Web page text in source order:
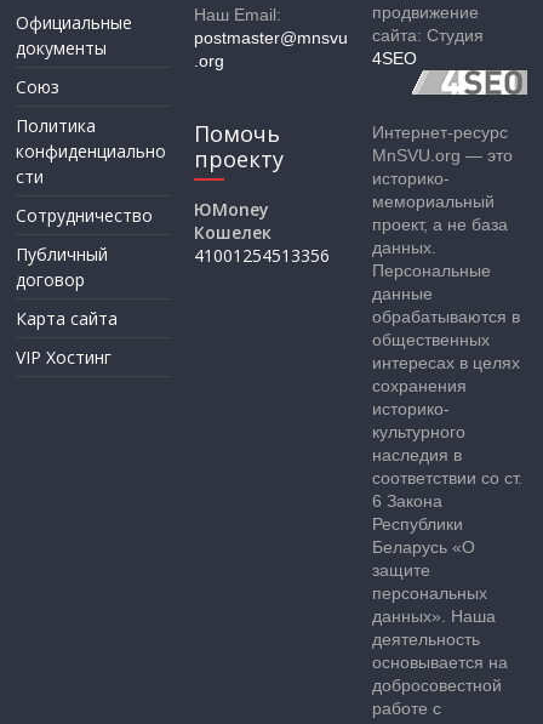
Официальные
документы
Союз
Политика
конфиденциально
сти
Сотрудничество
Публичный
договор
Карта сайта
VIP Хостинг
Наш Email:
postmaster@mnsvu
.org
Помочь
проекту
ЮMoney
Кошелек
41001254513356
продвижение
сайта: Студия
4SEO
Интернет-ресурс
MnSVU.org — это
историко-
мемориальный
проект, а не база
данных.
Персональные
данные
обрабатываются в
общественных
интересах в целях
сохранения
историко-
культурного
наследия в
соответствии со ст.
6 Закона
Республики
Беларусь «О
защите
персональных
данных». Наша
деятельность
основывается на
добросовестной
работе с